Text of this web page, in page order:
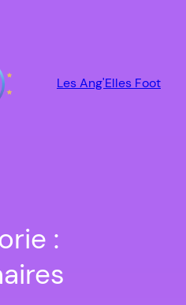
Les Ang'Elles Foot
: